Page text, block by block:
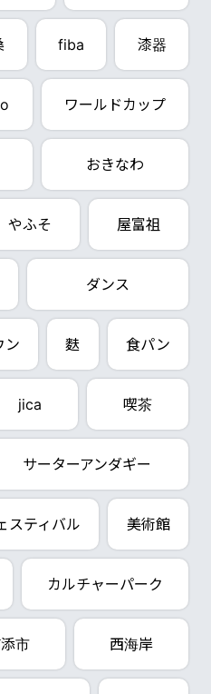
fiba 漆器
ワールドカップ
おきなわ
やふそ 屋富祖
ダンス
ン 麩 食パン
jica 喫茶
サーターアンダギー
スティバル 美術館
カルチャーパーク
市 西海岸